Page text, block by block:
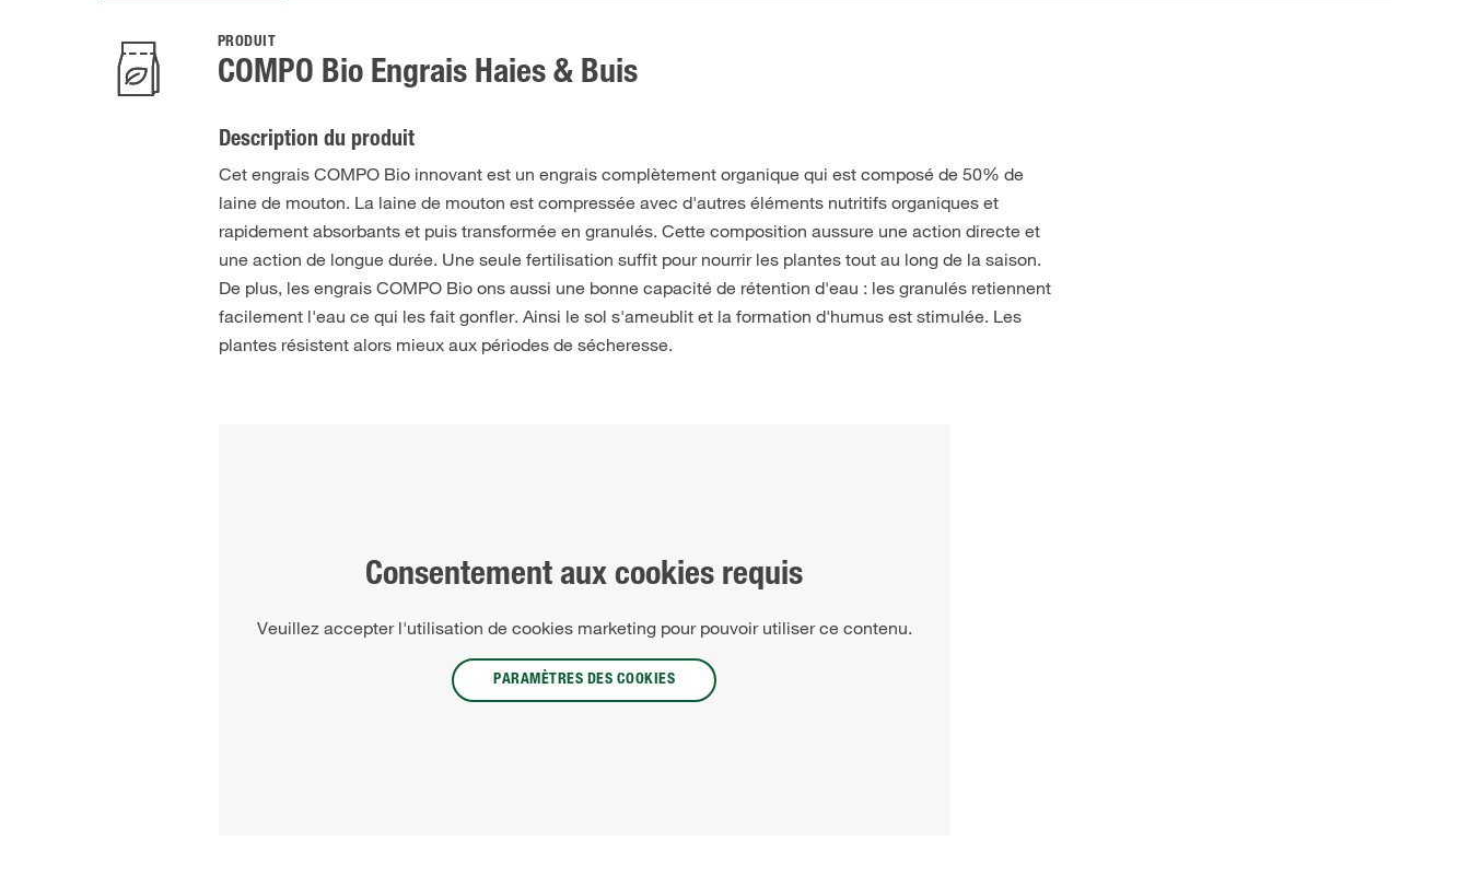
PRODUIT
COMPO Bio Engrais Haies & Buis
Description du produit
Cet engrais COMPO Bio innovant est un engrais complètement organique qui est composé de 50% de
laine de mouton. La laine de mouton est compressée avec d'autres éléments nutritifs organiques et
rapidement absorbants et puis transformée en granulés. Cette composition aussure une action directe et
une action de longue durée. Une seule fertilisation suffit pour nourrir les plantes tout au long de la saison.
De plus, les engrais COMPO Bio ons aussi une bonne capacité de rétention d'eau : les granulés retiennent
facilement l'eau ce qui les fait gonfler. Ainsi le sol s'ameublit et la formation d'humus est stimulée. Les
plantes résistent alors mieux aux périodes de sécheresse.
Consentement aux cookies requis
Veuillez accepter l'utilisation de cookies marketing pour pouvoir utiliser ce contenu.
PARAMÈTRES DES COOKIES